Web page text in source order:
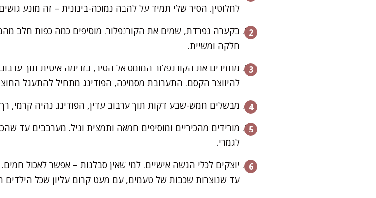
לחלוטין. הסיר שלי תמיד על להבה נמוכה-בינונית – זה מונע
בקערה נפרדת, שמים את הקורנפלור. מוסיפים כמה כפות חלב
חלקה ומשיית.
מחזירים את הקורנפלור המומס אל הסיר, בזרימה איטית תוך
להיווצר הקסם. התערובת מסמיכה, הפודינג מתחיל להתעגל
מבשלים חמש-שבע דקות תוך ערבוב עדין, הפודינג נהיה קרמי,
מורידים מהכיריים ומוסיפים חמאה ותמצית וניל. מערבבים עד
לגמרי.
יוצקים לכלי הגשה אישיים. למי שאין סבלנות – אפשר לאכול
עד שנוצרות שכבות של טעמים, עם מעט קרום עליון שכל הילדים